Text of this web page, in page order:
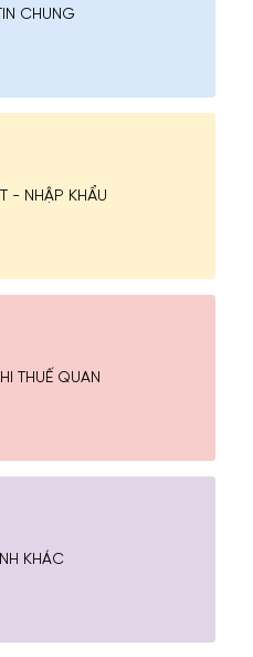
CHUNG
- NHẬP KHẨU
THUẾ QUAN
KHÁC